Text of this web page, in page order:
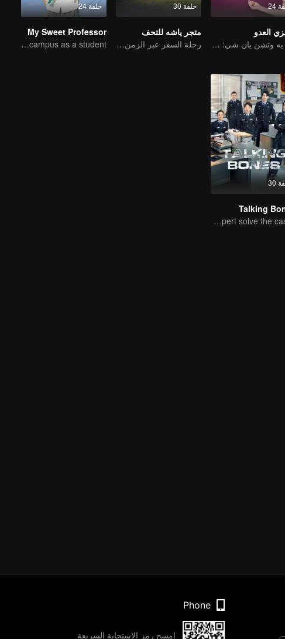
24
العدو
قاو يه وتشن يان شي: من أفضل الأصدقاء إلى أعداء لدودين
حلقة 30
متجر ياشه للتحف
رحلة السفر عبر الزمن لقاو ويقوانغ وليانغ جينغكانغ
حلقة 24
My Sweet Professor
The professor goes back to campus as a student.
30
Talking
The legal medical expert solve the cases.
Phone
امسح رمز الاستجابة السريعة